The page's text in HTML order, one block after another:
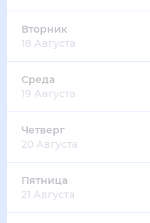
Вторник
18 Августа
Среда
19 Августа
Четверг
20 Августа
Пятница
21 Августа